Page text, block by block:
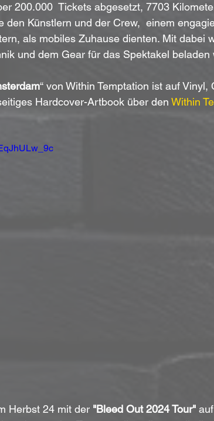
200.000  Tickets abgesetzt, 7703
Künstlern und der Crew,  einem
als mobiles Zuhause dienten. Mit dabei
und dem Gear für das Spektakel beladen
“ von Within Temptation ist auf Vinyl,
Hardcover-Artbook über den Within
Herbst 24 mit der "Bleed Out 2024 Tour"